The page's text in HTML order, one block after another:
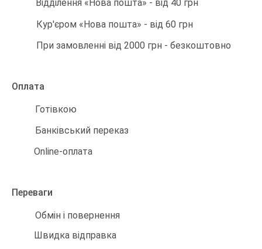
Відділення «Нова пошта» - від 40 грн
Кур'єром «Нова пошта» - від 60 грн
При замовленні від 2000 грн - безкоштовно
Оплата
Готівкою
Банківський переказ
Online-оплата
Переваги
Обмін і повернення
Швидка відправка